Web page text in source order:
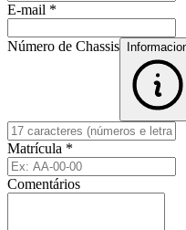
E-mail *
Número de Chassis
Matrícula *
Comentários